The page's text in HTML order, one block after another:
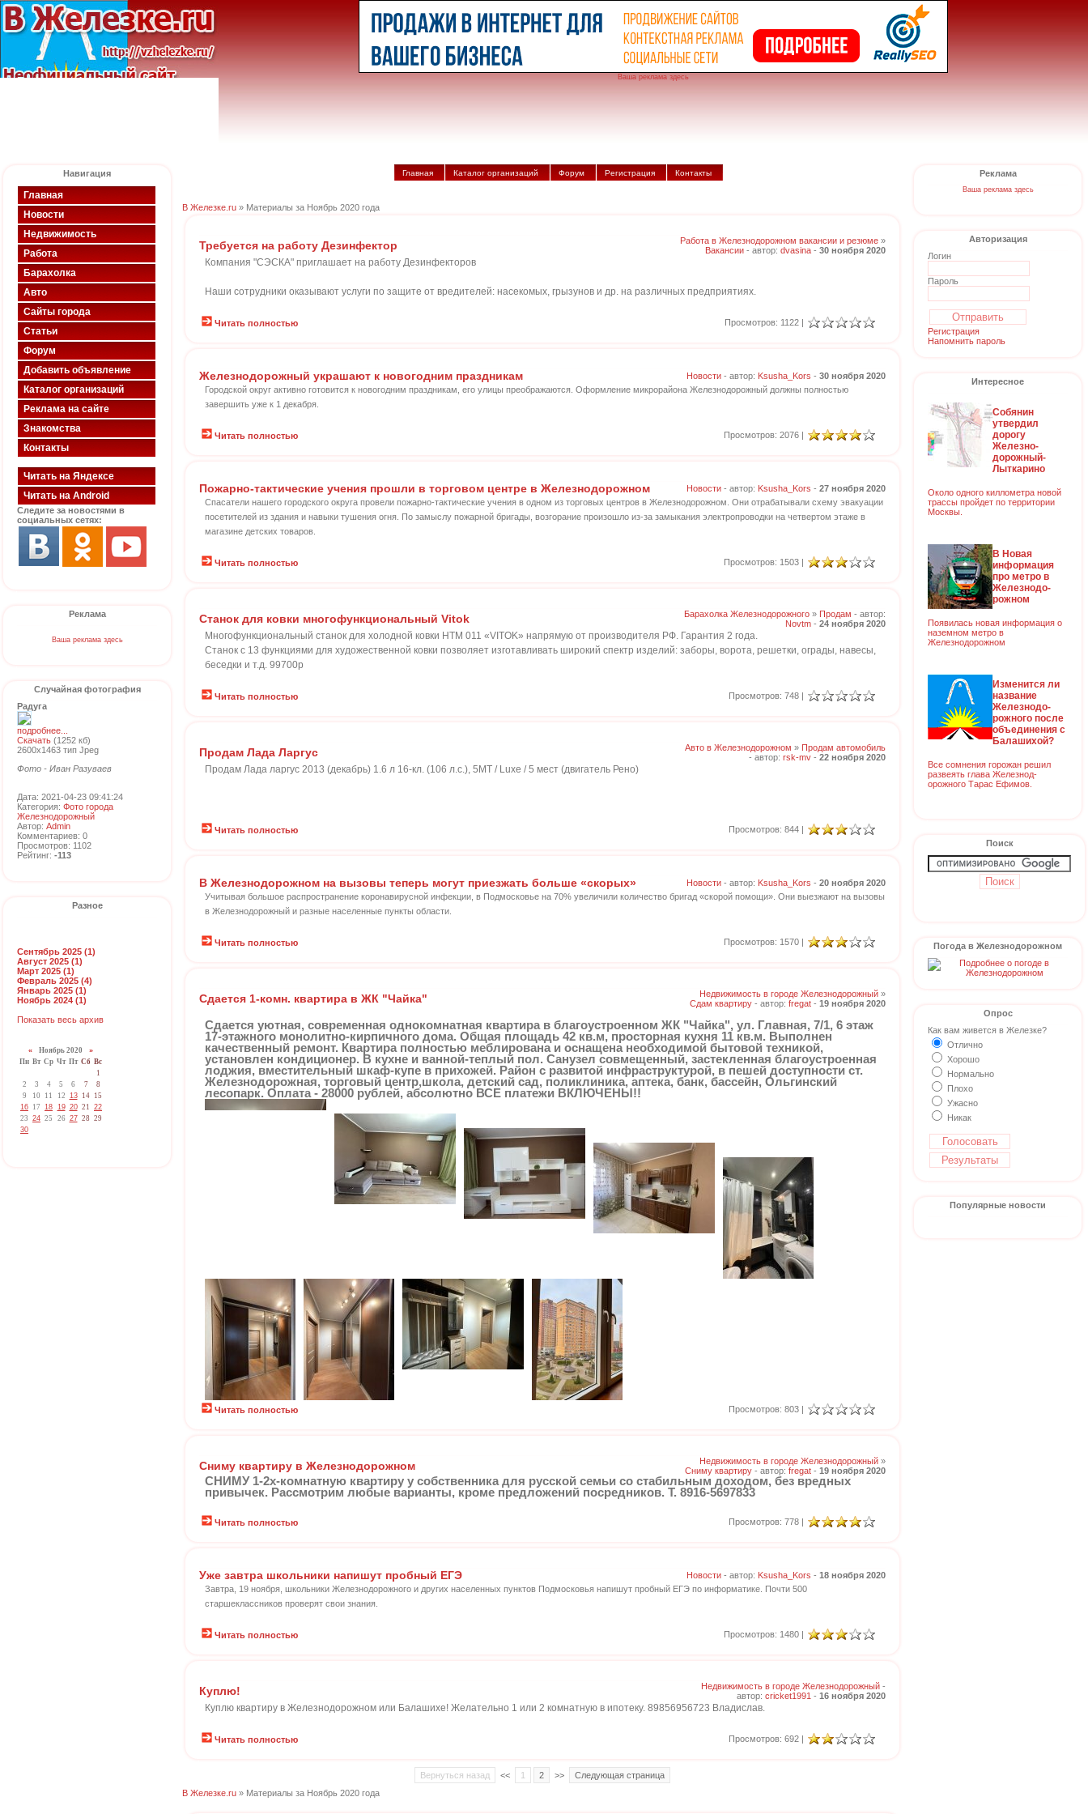
Ваша реклама здесь
Навигация
Главная
Новости
Недвижимость
Работа
Барахолка
Авто
Сайты города
Статьи
Форум
Добавить объявление
Каталог организаций
Реклама на сайте
Знакомства
Контакты
Читать на Яндексе
Читать на Android
Следите за новостями в
социальных сетях:
Реклама
Ваша реклама здесь
Случайная фотография
Радуга
подробнее...
Скачать (1252 кб)
2600x1463 тип Jpeg
Фото - Иван Разуваев
Дата: 2021-04-23 09:41:24
Категория: Фото города
Железнодорожный
Автор: Admin
Комментариев: 0
Просмотров: 1102
Рейтинг: -113
Разное
Сентябрь 2025 (1)
Август 2025 (1)
Март 2025 (1)
Февраль 2025 (4)
Январь 2025 (1)
Ноябрь 2024 (1)
Показать весь архив
« Ноябрь 2020 »
Пн Вт Ср Чт Пт Сб Вс
1
2
3 4 5 6 7
8
9
10 11 12 13 14 15
16 17 18 19 20 21 22
23 24 25 26 27 28 29
30
Главная Каталог организаций Форум Регистрация Контакты
В Железке.ru » Материалы за Ноябрь 2020 года
Требуется на работу Дезинфектор Работа в Железнодорожном вакансии и резюме »
Вакансии - автор: dvasina - 30 ноября 2020
Компания "СЭСКА" приглашает на работу Дезинфекторов
Наши сотрудники оказывают услуги по защите от вредителей: насекомых, грызунов и др. на различных предприятиях.
Читать полностью Просмотров: 1122 |
Железнодорожный украшают к новогодним праздникам Новости - автор: Ksusha_Kors - 30 ноября 2020
Городской округ активно готовится к новогодним праздникам, его улицы преображаются. Оформление микрорайона Железнодорожный должны полностью
завершить уже к 1 декабря.
Читать полностью Просмотров: 2076 |
Пожарно-тактические учения прошли в торговом центре в Железнодорожном Новости - автор: Ksusha_Kors - 27 ноября 2020
Спасатели нашего городского округа провели пожарно-тактические учения в одном из торговых центров в Железнодорожном. Они отрабатывали схему эвакуации
посетителей из здания и навыки тушения огня. По замыслу пожарной бригады, возгорание произошло из-за замыкания электропроводки на четвертом этаже в
магазине детских товаров.
Читать полностью Просмотров: 1503 |
Станок для ковки многофункциональный Vitok Барахолка Железнодорожного » Продам - автор:
Novtm - 24 ноября 2020
Многофункциональный станок для холодной ковки НТМ 011 «VITOK» напрямую от производителя РФ. Гарантия 2 года.
Станок с 13 функциями для художественной ковки позволяет изготавливать широкий спектр изделий: заборы, ворота, решетки, ограды, навесы,
беседки и т.д. 99700р
Читать полностью Просмотров: 748 |
Продам Лада Ларгус Авто в Железнодорожном » Продам автомобиль
- автор: rsk-mv - 22 ноября 2020
Продам Лада ларгус 2013 (декабрь) 1.6 л 16-кл. (106 л.с.), 5МТ / Luxe / 5 мест (двигатель Рено)
Читать полностью Просмотров: 844 |
В Железнодорожном на вызовы теперь могут приезжать больше «скорых» Новости - автор: Ksusha_Kors - 20 ноября 2020
Учитывая большое распространение коронавирусной инфекции, в Подмосковье на 70% увеличили количество бригад «скорой помощи». Они выезжают на вызовы
в Железнодорожный и разные населенные пункты области.
Читать полностью Просмотров: 1570 |
Сдается 1-комн. квартира в ЖК "Чайка" Недвижимость в городе Железнодорожный »
Сдам квартиру - автор: fregat - 19 ноября 2020
Сдается уютная, современная однокомнатная квартира в благоустроенном ЖК "Чайка", ул. Главная, 7/1, 6 этаж
17-этажного монолитно-кирпичного дома. Oбщая площадь 42 кв.м, просторная кухня 11 кв.м. Выполнен
качественный ремонт. Квартира полностью меблирована и оснащена необходимой бытовой техникой,
установлен кондиционер. В кухне и ванной-теплый пол. Санузел совмещенный, застекленная благоустроенная
лоджия, вместительный шкаф-купе в прихожей. Район с развитой инфраструктурой, в пешей доступности ст.
Железнодорожная, торговый центр,школа, детский сад, поликлиника, аптека, банк, бассейн, Ольгинский
лесопарк. Оплата - 28000 рублей, абсолютно ВСЕ платежи ВКЛЮЧЕНЫ!!
Читать полностью Просмотров: 803 |
Сниму квартиру в Железнодорожном Недвижимость в городе Железнодорожный »
Сниму квартиру - автор: fregat - 19 ноября 2020
СНИМУ 1-2х-комнатную квартиру у собственника для русской семьи со стабильным доходом, без вредных
привычек. Рассмотрим любые варианты, кроме предложений посредников. Т. 8916-5697833
Читать полностью Просмотров: 778 |
Уже завтра школьники напишут пробный ЕГЭ Новости - автор: Ksusha_Kors - 18 ноября 2020
Завтра, 19 ноября, школьники Железнодорожного и других населенных пунктов Подмосковья напишут пробный ЕГЭ по информатике. Почти 500
старшеклассников проверят свои знания.
Читать полностью Просмотров: 1480 |
Куплю! Недвижимость в городе Железнодорожный -
автор: cricket1991 - 16 ноября 2020
Куплю квартиру в Железнодорожном или Балашихе! Желательно 1 или 2 комнатную в ипотеку. 89856956723 Владислав.
Читать полностью Просмотров: 692 |
Вернуться назад << 1 2 >>
Следующая страница
В Железке.ru » Материалы за Ноябрь 2020 года
Реклама
Ваша реклама здесь
Авторизация
Логин
Пароль
Регистрация
Напомнить пароль
Интересное
Собянин
утвердил
дорогу
Железно-
дорожный-
Лыткарино
Около одного киллометра новой
трассы пройдет по территории
Москвы.
В Новая
информация
про метро в
Железнодо-
рожном
Появилась новая информация о
наземном метро в
Железнодорожном
Изменится ли
название
Железнодо-
рожного после
объединения с
Балашихой?
Все сомнения горожан решил
развеять глава Железнод-
орожного Тарас Ефимов.
Поиск
Погода в Железнодорожном
Опрос
Как вам живется в Железке?
Отлично
Хорошо
Нормально
Плохо
Ужасно
Никак
Популярные новости